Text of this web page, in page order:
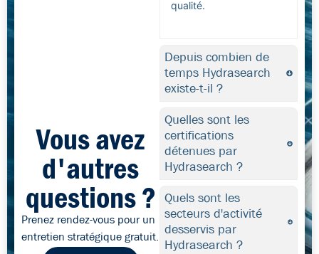
Vous avez
d'autres
questions ?
Prenez rendez-vous pour un
entretien stratégique gratuit.
qualité.
Depuis combien de
temps Hydrasearch
existe-t-il ?
Quelles sont les
certifications
détenues par
Hydrasearch ?
Quels sont les
secteurs d'activité
desservis par
Hydrasearch ?